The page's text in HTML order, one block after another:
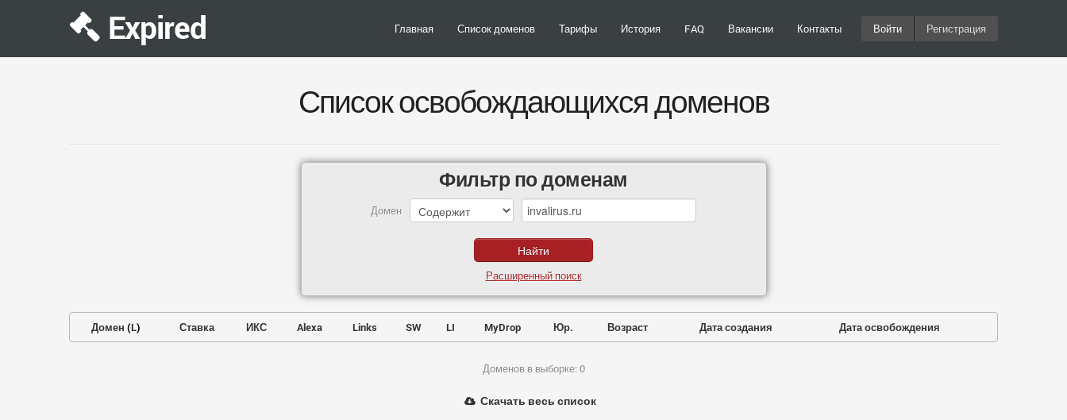
Expired Главная Список доменов Тарифы История FAQ Вакансии Контакты Войти Регистрация
Список освобождающихся доменов
Фильтр по доменам
Домен
Расширенный поиск
Домен (L) Ставка ИКС Alexa Links SW LI MyDrop Юр. Возраст Дата создания Дата освобождения
Доменов в выборке: 0
Скачать весь список